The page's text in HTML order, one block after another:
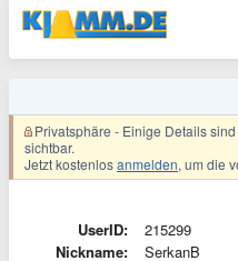
Privatsphäre - Einige Details
sichtbar.
Jetzt kostenlosanmelden, um die
UserID:
215299
Nickname:
SerkanB